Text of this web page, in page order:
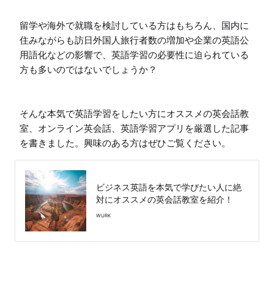
留学や海外で就職を検討している方はもちろん、国内に
住みながらも訪日外国人旅行者数の増加や企業の英語公
用語化などの影響で、英語学習の必要性に迫られている
方も多いのではないでしょうか？
そんな本気で英語学習をしたい方にオススメの英会話教
室、オンライン英会話、英語学習アプリを厳選した記事
を書きました。興味のある方はぜひご覧ください。
ビジネス英語を本気で学びたい人に絶
対にオススメの英会話教室を紹介！
WURK